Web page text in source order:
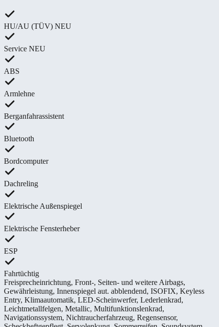
HU/AU (TÜV) NEU
Service NEU
ABS
Armlehne
Berganfahrassistent
Bluetooth
Bordcomputer
Dachreling
Elektrische Außenspiegel
Elektrische Fensterheber
ESP
Fahrtüchtig
Freisprecheinrichtung, Front-, Seiten- und weitere Airbags,
Gewährleistung, Innenspiegel aut. abblendend, ISOFIX, Keyless
Entry, Klimaautomatik, LED-Scheinwerfer, Lederlenkrad,
Leichtmetallfelgen, Metallic, Multifunktionslenkrad,
Navigationssystem, Nichtraucherfahrzeug, Regensensor,